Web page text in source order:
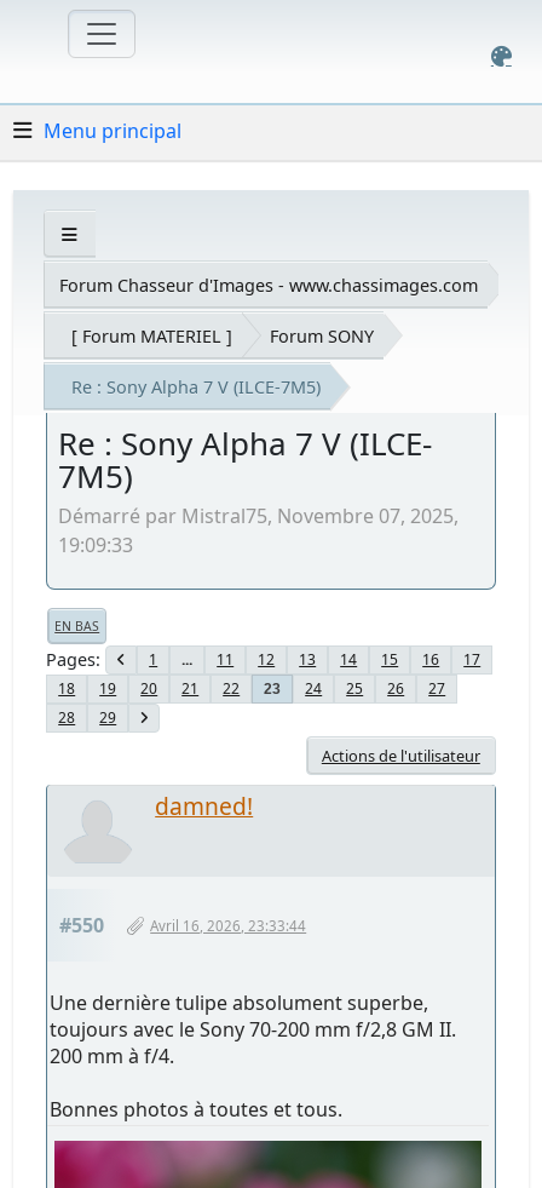
Menu principal
Forum Chasseur d'Images - www.chassimages.com
[ Forum MATERIEL ] Forum SONY
Re : Sony Alpha 7 V (ILCE-7M5)
Re : Sony Alpha 7 V (ILCE-
7M5)
Démarré par Mistral75, Novembre 07, 2025,
19:09:33
EN BAS
Pages 1 ... 11 12 13 14 15 16
17
18
19 20 21 22 23 24 25 26
27
28
29
Actions de l'utilisateur
damned!
#550 Avril 16, 2026, 23:33:44
Une dernière tulipe absolument superbe,
toujours avec le Sony 70-200 mm f/2,8 GM II.
200 mm à f/4.
Bonnes photos à toutes et tous.